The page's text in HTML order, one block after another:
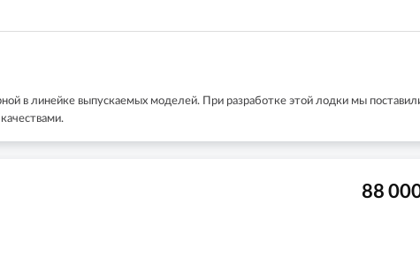
в линейке выпускаемых моделей. При разработке этой лодки мы
88